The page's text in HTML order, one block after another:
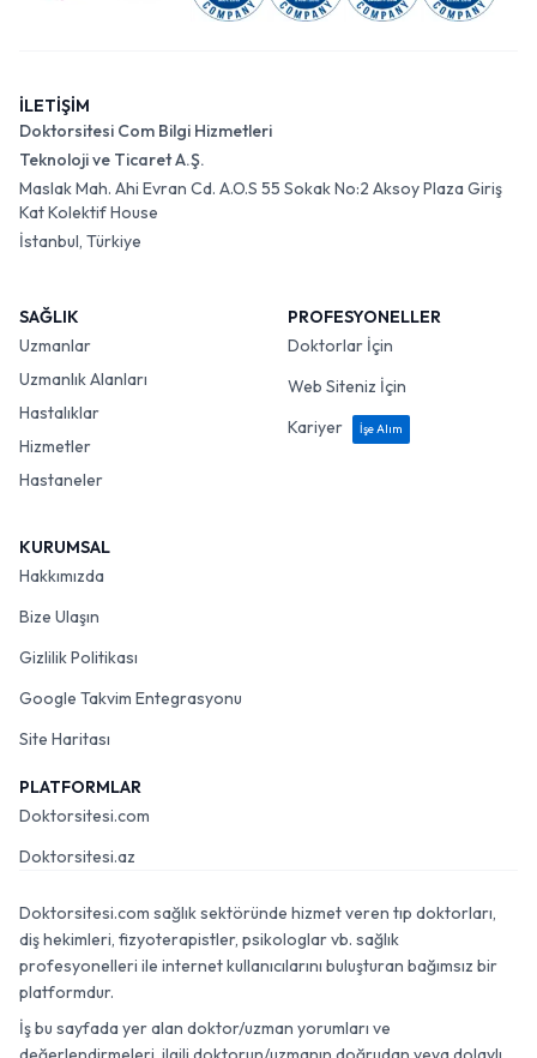
İLETİŞİM
Doktorsitesi Com Bilgi Hizmetleri
Teknoloji ve Ticaret A.Ş.
Maslak Mah. Ahi Evran Cd. A.O.S 55 Sokak No:2 Aksoy Plaza Giriş
Kat Kolektif House
İstanbul, Türkiye
SAĞLIK
Uzmanlar
Uzmanlık Alanları
Hastalıklar
Hizmetler
Hastaneler
PROFESYONELLER
Doktorlar İçin
Web Siteniz İçin
Kariyer
İşe Alım
KURUMSAL
Hakkımızda
Bize Ulaşın
Gizlilik Politikası
Google Takvim Entegrasyonu
Site Haritası
PLATFORMLAR
Doktorsitesi.com
Doktorsitesi.az
Doktorsitesi.com sağlık sektöründe hizmet veren tıp doktorları,
diş hekimleri, fizyoterapistler, psikologlar vb. sağlık
profesyonelleri ile internet kullanıcılarını buluşturan bağımsız bir
platformdur.
İş bu sayfada yer alan doktor/uzman yorumları ve